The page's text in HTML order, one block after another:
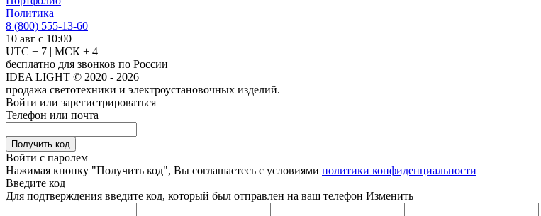
Политика
8 (800) 555-13-60
10 авг с 10:00
UTC + 7 | МСК + 4
бесплатно для звонков по России
IDEA LIGHT © 2020 - 2026
продажа светотехники и электроустановочных изделий.
Войти или зарегистрироваться
Телефон или почта
Получить код
Войти с паролем
Нажимая кнопку "Получить код", Вы соглашаетесь с условиями политики конфиденциальности
Введите код
Для подтверждения введите код, который был отправлен на ваш телефон Изменить